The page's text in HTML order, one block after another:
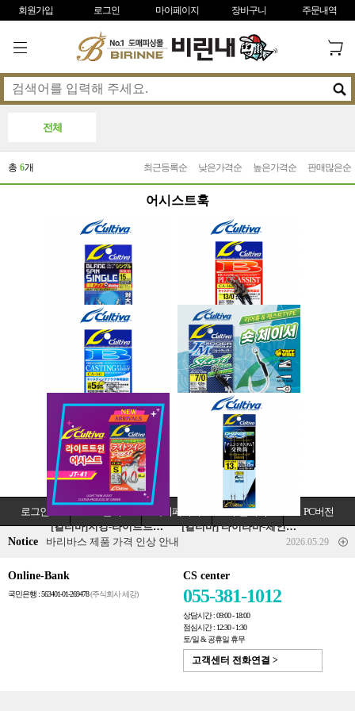
회원가입 로그인 마이페이지 장바구니 주문내역
전체
총 6개 최근등록순 낮은가격순 높은가격순 판매많은순
어시스트훅
컬티바 빅게임 플러그 어시스트훅(CA-161)
컬티바 빅게임 캐스팅 플러그 어시스트훅(CA-141)
[컬티바]지깅-라이트트윈어시스트(JT-41) [컬티바] 타이라바-체인지커스텀 교환바늘(CU-141)
로그인 마이페이지 주문내역 PC버전
Notice 바리바스 제품 가격 인상 안내 2026.05.29
Online-Bank
국민은행 : 563401-01-269478(주식회사 세강)
CS center
055-381-1012
상담시간 : 09:00 - 18:00
점심시간 : 12:30 - 1:30
토/일 & 공휴일 휴무
고객센터 전화연결 >